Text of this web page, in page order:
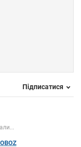
Підписатися